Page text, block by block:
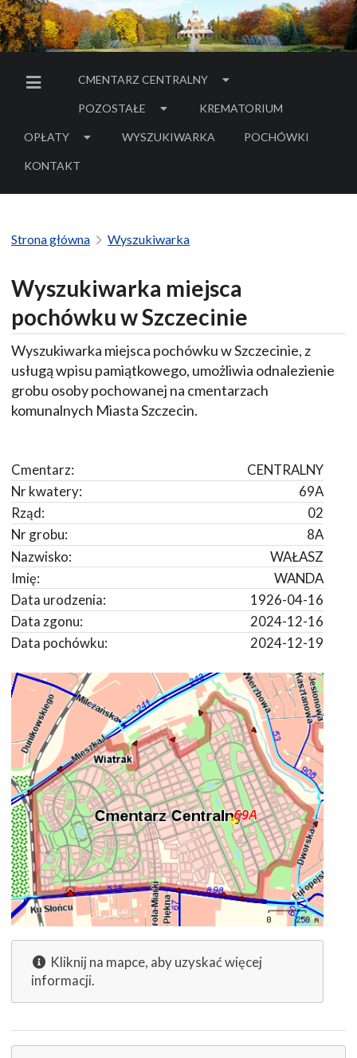
MENU BOCZNE
CMENTARZ CENTRALNY
POZOSTAŁE KREMATORIUM
OPŁATY WYSZUKIWARKA POCHÓWKI
- LINK DO SERWISU
KONTAKT
Strona główna Wyszukiwarka
Wyszukiwarka miejsca
pochówku w Szczecinie
Wyszukiwarka miejsca pochówku w Szczecinie, z
usługą wpisu pamiątkowego, umożliwia odnalezienie
grobu osoby pochowanej na cmentarzach
komunalnych Miasta Szczecin.
CENTRALNY
Cmentarz:
69A
Nr kwatery:
02
Rząd:
8A
Nr grobu:
WAŁASZ
Nazwisko:
WANDA
Imię:
1926-04-16
Data urodzenia:
2024-12-16
Data zgonu:
2024-12-19
Data pochówku:
Kliknij na mapce, aby uzyskać więcej
informacji.